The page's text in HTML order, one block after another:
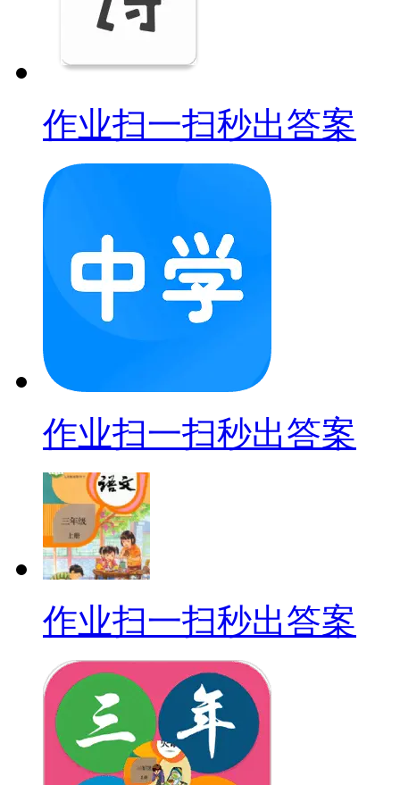
作业扫一扫秒出答案
作业扫一扫秒出答案
作业扫一扫秒出答案